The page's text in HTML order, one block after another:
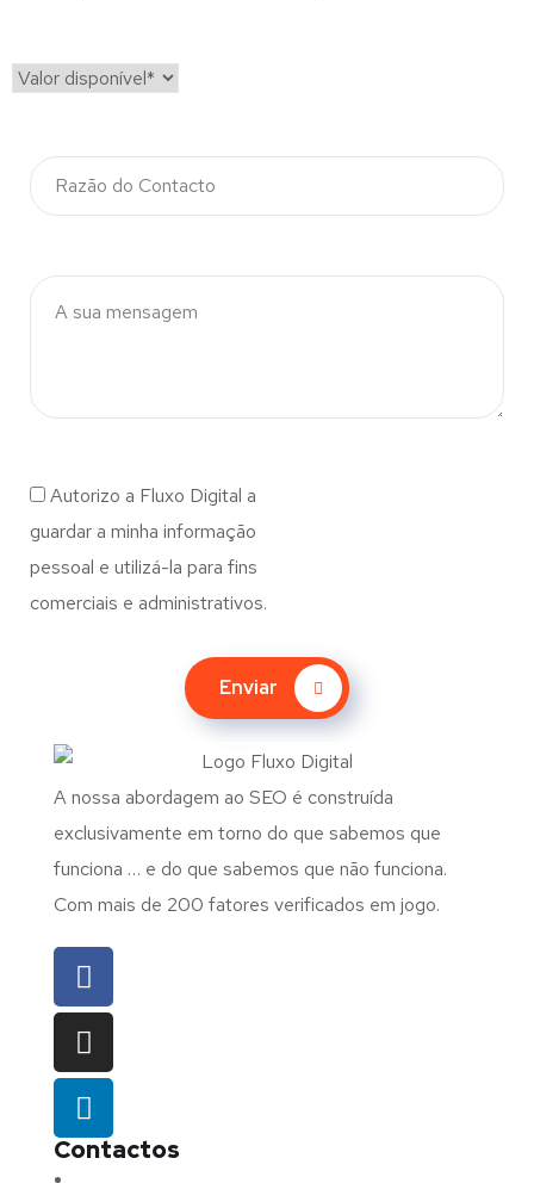
Autorizo a Fluxo Digital a
guardar a minha informação
pessoal e utilizá-la para fins
comerciais e administrativos.
Enviar
A nossa abordagem ao SEO é construída
exclusivamente em torno do que sabemos que
funciona … e do que sabemos que não funciona.
Com mais de 200 fatores verificados em jogo.
Contactos